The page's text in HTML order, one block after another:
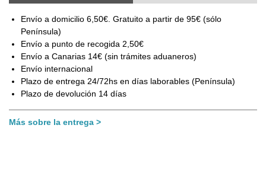
Envío a domicilio 6,50€. Gratuito a partir de 95€ (sólo
Península)
Envío a punto de recogida 2,50€
Envío a Canarias 14€ (sin trámites aduaneros)
Envío internacional
Plazo de entrega 24/72hs en días laborables (Península)
Plazo de devolución 14 días
Más sobre la entrega